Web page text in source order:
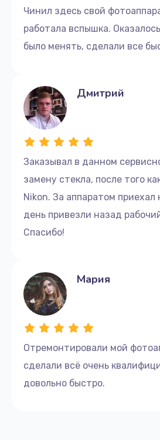
Чинил здесь свой
работала вспышка.
было менять, сделали все
Заказывал в данном
замену стекла, после того
Nikon. За аппаратом приехал
день привезли назад
Спасибо!
Дмитрий
Отремонтировали мой
сделали всё очень
довольно быстро.
Мария